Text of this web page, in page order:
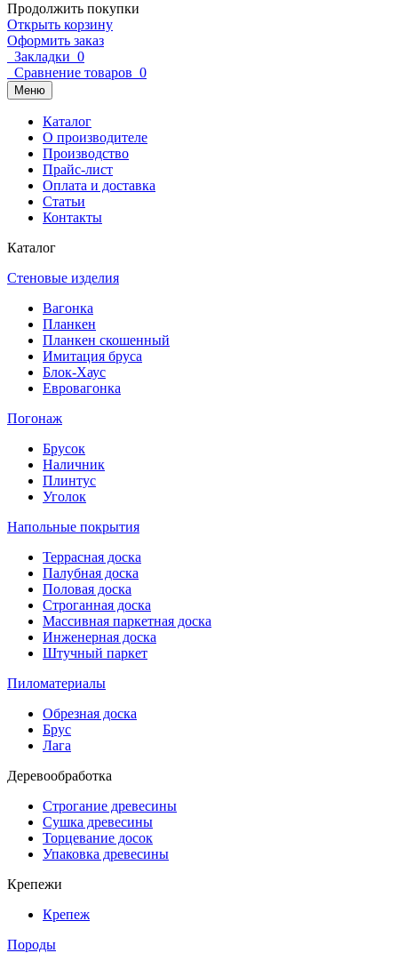
Продолжить покупки
Открыть корзину
Оформить заказ
Закладки 0
Сравнение товаров 0
Меню
Каталог
О производителе
Производство
Прайс-лист
Оплата и доставка
Статьи
Контакты
Каталог
Стеновые изделия
Вагонка
Планкен
Планкен скошенный
Имитация бруса
Блок-Хаус
Евровагонка
Погонаж
Брусок
Наличник
Плинтус
Уголок
Напольные покрытия
Террасная доска
Палубная доска
Половая доска
Строганная доска
Массивная паркетная доска
Инженерная доска
Штучный паркет
Пиломатериалы
Обрезная доска
Брус
Лага
Деревообработка
Строгание древесины
Сушка древесины
Торцевание досок
Упаковка древесины
Крепежи
Крепеж
Породы